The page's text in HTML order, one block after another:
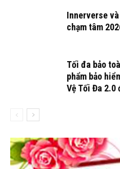
Innerverse
chạm tâm
Tối đa bảo
phẩm bảo
Vệ Tối Đa 2.0